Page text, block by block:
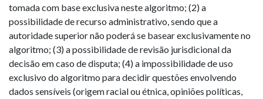
tomada com base exclusiva neste algoritmo; (2) a
possibilidade de recurso administrativo, sendo que a
autoridade superior não poderá se basear exclusivamente no
algoritmo; (3) a possibilidade de revisão jurisdicional da
decisão em caso de disputa; (4) a impossibilidade de uso
exclusivo do algoritmo para decidir questões envolvendo
dados sensíveis (origem racial ou étnica, opiniões políticas,